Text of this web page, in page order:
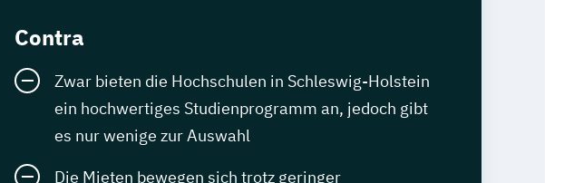
Contra
Zwar bieten die Hochschulen in Schleswig-Holstein
ein hochwertiges Studienprogramm an, jedoch gibt
es nur wenige zur Auswahl
Die Mieten bewegen sich trotz geringer